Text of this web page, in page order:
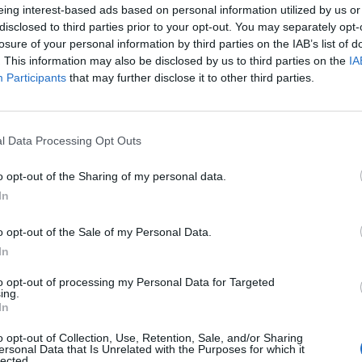
interest-based ads based on personal information utilized by us
to third parties prior to your opt-out. You may separately
of your personal information by third parties on the IAB’s list of
This information may also be disclosed by us to third parties on the
Participants that may further disclose it to other third parties.
Data Processing Opt Outs
opt-out of the Sharing of my personal data.
opt-out of the Sale of my Personal Data.
opt-out of processing my Personal Data for Targeted
opt-out of Collection, Use, Retention, Sale, and/or Sharing
Data that Is Unrelated with the Purposes for which it
For thisCzech Content Moderatorposition, you need to
At least a high school diploma or equivalent
Fluency in Czech and advanced level in English
Strong understanding of social media platforms and
Excellent judgment and decision-making skills with a
Ability to work independently and collaboratively in a
Travel allowance allowance & meal vouchers
Indefinite contract
Multicultural and modern working environment
Fun interactive activities and HR initiatives organised